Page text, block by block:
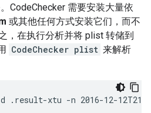
CodeChecker 需要安装大量依
或其他任何方式安装它们，而不
，在执行分析并将 plist 转储到
CodeChecker plist 来解析